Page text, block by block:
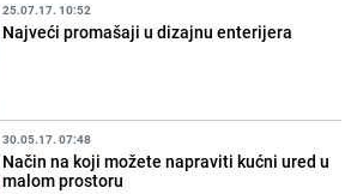
25.07.17. 10:52
Najveći promašaji u dizajnu enterijera
30.05.17. 07:48
Način na koji možete napraviti kućni ured u
malom prostoru